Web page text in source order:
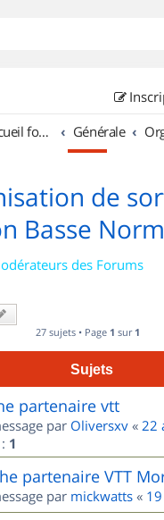
Accueil forum Générale
de
Basse
des Forums
27 sujets • Page 1 sur 1
Sujets
partenaire vtt
par Oliversxv « 22
1
partenaire VTT
par mickwatts «